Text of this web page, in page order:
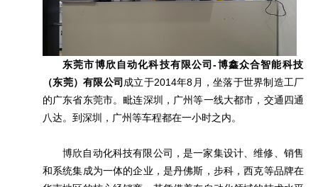
东莞市博欣自动化科技有限公司-博鑫众合智能科技
（东莞）有限公司 成立于2014年8月，坐落于世界制造工厂
的广东省东莞市。毗连深圳，广州等一线大都市，交通四通
八达。到深圳，广州等车程都在一小时之内。
博欣自动化科技有限公司，是一家集设计、维修、销售
和系统集成为一体的企业，是丹佛斯，步科，西克等品牌在